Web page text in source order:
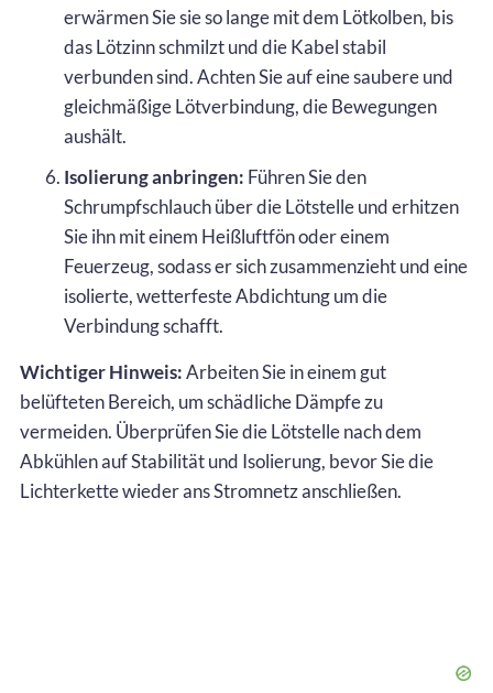
erwärmen Sie sie so lange mit dem Lötkolben, bis
das Lötzinn schmilzt und die Kabel stabil
verbunden sind. Achten Sie auf eine saubere und
gleichmäßige Lötverbindung, die Bewegungen
aushält.
Isolierung anbringen: Führen Sie den
Schrumpfschlauch über die Lötstelle und erhitzen
Sie ihn mit einem Heißluftfön oder einem
Feuerzeug, sodass er sich zusammenzieht und eine
isolierte, wetterfeste Abdichtung um die
Verbindung schafft.
Wichtiger Hinweis:Arbeiten Sie in einem gut
belüfteten Bereich, um schädliche Dämpfe zu
vermeiden. Überprüfen Sie die Lötstelle nach dem
Abkühlen auf Stabilität und Isolierung, bevor Sie die
Lichterkette wieder ans Stromnetz anschließen.